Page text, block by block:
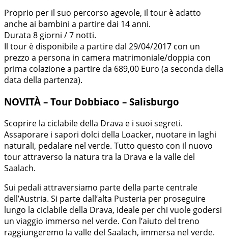
Proprio per il suo percorso agevole, il tour è adatto
anche ai bambini a partire dai 14 anni.
Durata 8 giorni / 7 notti.
Il tour è disponibile a partire dal 29/04/2017 con un
prezzo a persona in camera matrimoniale/doppia con
prima colazione a partire da 689,00 Euro (a seconda della
data della partenza).
NOVITÀ – Tour Dobbiaco – Salisburgo
Scoprire la ciclabile della Drava e i suoi segreti.
Assaporare i sapori dolci della Loacker, nuotare in laghi
naturali, pedalare nel verde. Tutto questo con il nuovo
tour attraverso la natura tra la Drava e la valle del
Saalach.
Sui pedali attraversiamo parte della parte centrale
dell’Austria. Si parte dall’alta Pusteria per proseguire
lungo la ciclabile della Drava, ideale per chi vuole godersi
un viaggio immerso nel verde. Con l’aiuto del treno
raggiungeremo la valle del Saalach, immersa nel verde.